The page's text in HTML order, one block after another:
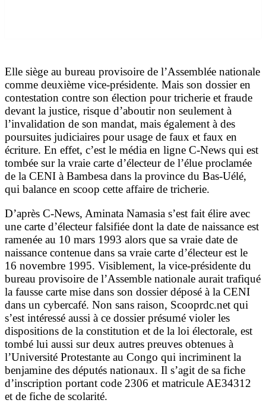
Elle siège au bureau provisoire de l’Assemblée nationale
comme deuxième vice-présidente. Mais son dossier en
contestation contre son élection pour tricherie et fraude
devant la justice, risque d’aboutir non seulement à
l’invalidation de son mandat, mais également à des
poursuites judiciaires pour usage de faux et faux en
écriture. En effet, c’est le média en ligne C-News qui est
tombée sur la vraie carte d’électeur de l’élue proclamée
de la CENI à Bambesa dans la province du Bas-Uélé,
qui balance en scoop cette affaire de tricherie.
D’après C-News, Aminata Namasia s’est fait élire avec
une carte d’électeur falsifiée dont la date de naissance est
ramenée au 10 mars 1993 alors que sa vraie date de
naissance contenue dans sa vraie carte d’électeur est le
16 novembre 1995. Visiblement, la vice-présidente du
bureau provisoire de l’Assemble nationale aurait trafiqué
la fausse carte mise dans son dossier déposé à la CENI
dans un cybercafé. Non sans raison, Scooprdc.net qui
s’est intéressé aussi à ce dossier présumé violer les
dispositions de la constitution et de la loi électorale, est
tombé lui aussi sur deux autres preuves obtenues à
l’Université Protestante au Congo qui incriminent la
benjamine des députés nationaux. Il s’agit de sa fiche
d’inscription portant code 2306 et matricule AE34312
et de fiche de scolarité.